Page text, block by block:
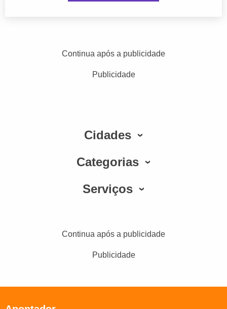
Continua após a publicidade
Publicidade
Cidades
Categorias
Serviços
Continua após a publicidade
Publicidade